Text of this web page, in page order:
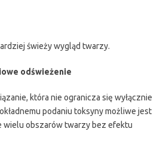
świeży wygląd twarzy.
odświeżenie
która nie ogranicza się wyłącznie
podaniu toksyny możliwe jest
wielu obszarów twarzy bez efektu